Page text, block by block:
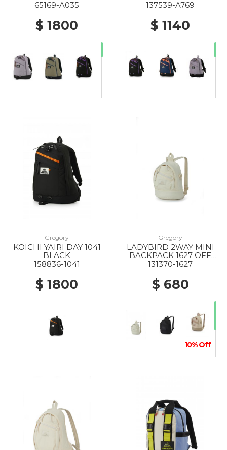
65169-A035
$ 1800
20% Off 20% Off 20% Off
40% Off 50% Off
137539-A769
$ 1140
20% Off 20% Off
30% Off
Gregory
KOICHI YAIRI DAY 1041
BLACK
158836-1041
$ 1800
Gregory
LADYBIRD 2WAY MINI
BACKPACK 1627 OFF
WHITE
131370-1627
$ 680
10% Off
30% Off